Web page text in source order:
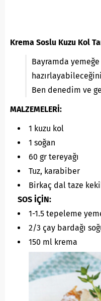
Krema Soslu Kuzu Kol
Bayramda
Ben denedim ve
MALZEMELERİ:
1 kuzu kol
1 soğan
60 gr tereyağı
Tuz, karabiber
Birkaç dal taze
SOS İÇİN:
1-1.5 tepeleme
2/3 çay bardağı
150 ml krema